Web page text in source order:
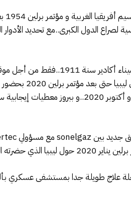
و
الدول الكبرى..مع تحديد الأدوار
كما أن التاريخ يذكرنا بزيارة الامبراطور
قطعة كبيرة
جديد للمغرب إلى جانب الأمم المتحدة، وهكذا عُقدت
تغييب المغرب…
علاج طويلة جدا بمستشفى عسكري